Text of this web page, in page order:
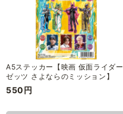
A5ステッカー【映画 仮面ライダー
ゼッツ さよならのミッション】
550円